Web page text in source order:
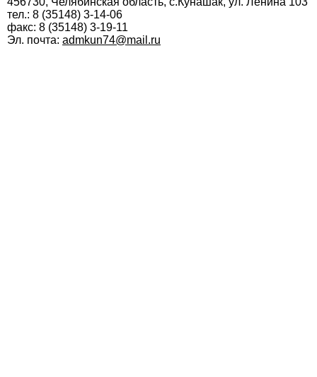
тел.: 8 (35148) 3-14-06
факс: 8 (35148) 3-19-11
Эл. почта: admkun74@mail.ru